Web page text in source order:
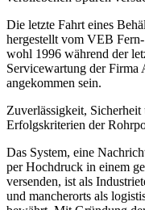
Die letzte Fahrt eines
hergestellt vom VEB
wohl 1996 während der
Servicewartung der
angekommen sein.
Zuverlässigkeit,
Erfolgskriterien der
Das System, eine
per Hochdruck in einem
versenden, ist als
und mancherorts als